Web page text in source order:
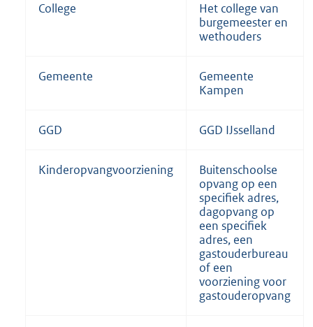
College
Het college van
burgemeester en
wethouders
Gemeente
Gemeente
Kampen
GGD GGD IJsselland
Kinderopvangvoorziening
Buitenschoolse
opvang op een
specifiek adres,
dagopvang op
een specifiek
adres, een
gastouderbureau
of een
voorziening voor
gastouderopvang